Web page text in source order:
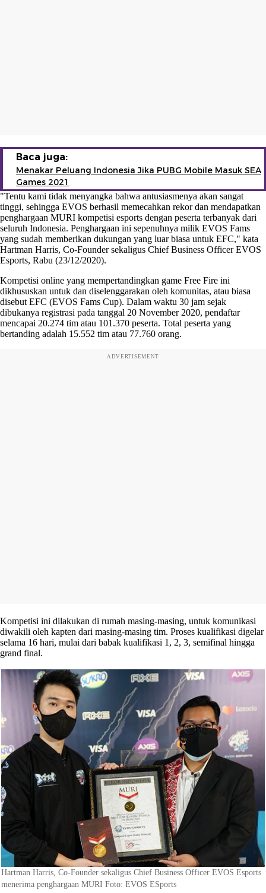
Baca juga:
Menakar Peluang Indonesia Jika PUBG Mobile Masuk SEA
Games 2021
"Tentu kami tidak menyangka bahwa antusiasmenya akan sangat
tinggi, sehingga EVOS berhasil memecahkan rekor dan mendapatkan
penghargaan MURI kompetisi esports dengan peserta terbanyak dari
seluruh Indonesia. Penghargaan ini sepenuhnya milik EVOS Fams
yang sudah memberikan dukungan yang luar biasa untuk EFC," kata
Hartman Harris, Co-Founder sekaligus Chief Business Officer EVOS
Esports, Rabu (23/12/2020).
Kompetisi online yang mempertandingkan game Free Fire ini
dikhususkan untuk dan diselenggarakan oleh komunitas, atau biasa
disebut EFC (EVOS Fams Cup). Dalam waktu 30 jam sejak
dibukanya registrasi pada tanggal 20 November 2020, pendaftar
mencapai 20.274 tim atau 101.370 peserta. Total peserta yang
bertanding adalah 15.552 tim atau 77.760 orang.
ADVERTISEMENT
Kompetisi ini dilakukan di rumah masing-masing, untuk komunikasi
diwakili oleh kapten dari masing-masing tim. Proses kualifikasi digelar
selama 16 hari, mulai dari babak kualifikasi 1, 2, 3, semifinal hingga
grand final.
Hartman Harris, Co-Founder sekaligus Chief Business Officer EVOS Esports
menerima penghargaan MURI Foto: EVOS ESports